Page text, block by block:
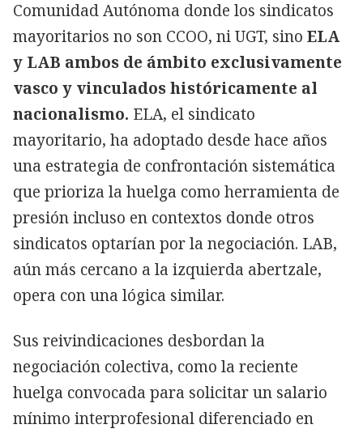
Comunidad Autónoma donde los sindicatos
mayoritarios no son CCOO, ni UGT, sino ELA
y LAB ambos de ámbito exclusivamente
vasco y vinculados históricamente al
nacionalismo. ELA, el sindicato
mayoritario, ha adoptado desde hace años
una estrategia de confrontación sistemática
que prioriza la huelga como herramienta de
presión incluso en contextos donde otros
sindicatos optarían por la negociación. LAB,
aún más cercano a la izquierda abertzale,
opera con una lógica similar.
Sus reivindicaciones desbordan la
negociación colectiva, como la reciente
huelga convocada para solicitar un salario
mínimo interprofesional diferenciado en